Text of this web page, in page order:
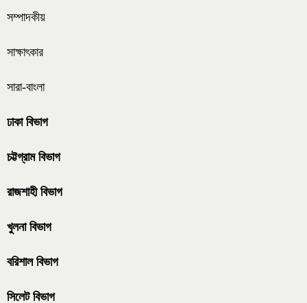
সম্পাদকীয়
সাক্ষাৎকার
সারা-বাংলা
ঢাকা বিভাগ
চট্টগ্রাম বিভাগ
রাজশাহী বিভাগ
খুলনা বিভাগ
বরিশাল বিভাগ
সিলেট বিভাগ